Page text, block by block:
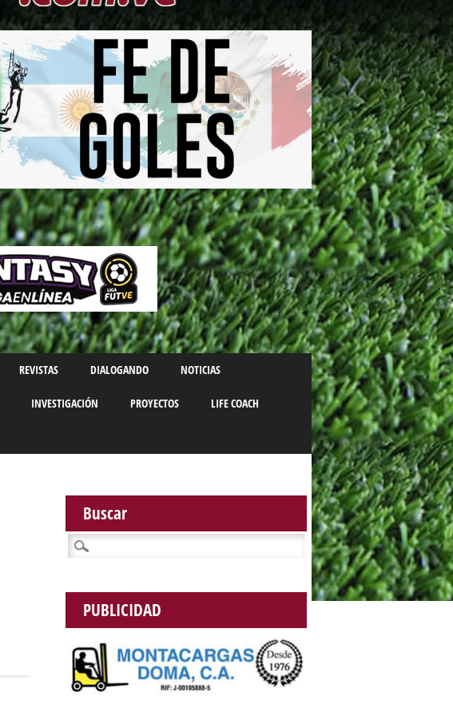
REVISTAS DIALOGANDO NOTICIAS
INVESTIGACIÓN PROYECTOS LIFE COACH
Buscar
Buscar:
PUBLICIDAD